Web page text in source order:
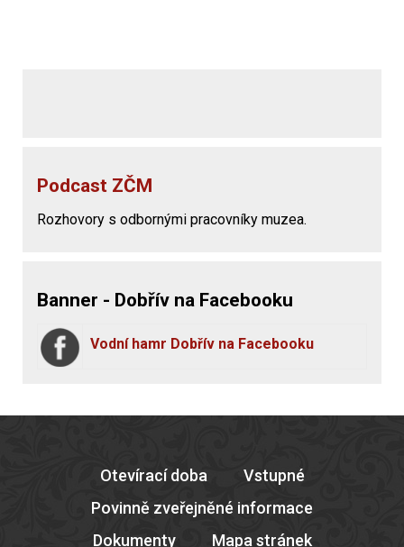
Podcast ZČM
Rozhovory s odbornými pracovníky muzea.
Banner - Dobřív na Facebooku
Vodní hamr Dobřív na Facebooku
Otevírací doba
Vstupné
Povinně zveřejněné informace
Dokumenty
Mapa stránek